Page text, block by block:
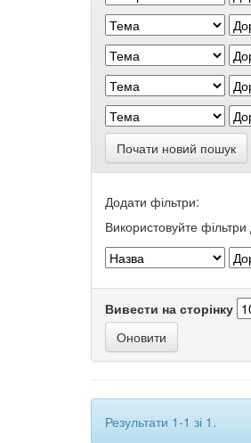
Почати новий пошук
Додати фільтри:
Використовуйте
Вивести на сторінку
Результати 1-1 зі 1.